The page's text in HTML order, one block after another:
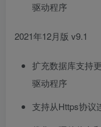
驱动程序
2021年12月版 v9.1
扩充数据库支持
驱动程序
支持从Https协议